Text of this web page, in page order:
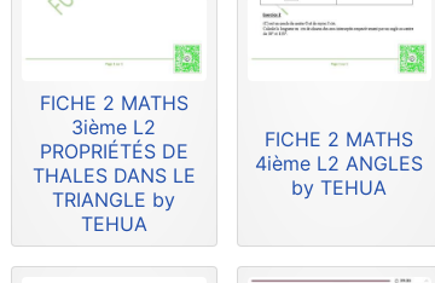
FICHE 2 MATHS
3ième L2
PROPRIÉTÉS DE
THALES DANS LE
TRIANGLE by
TEHUA
FICHE 2 MATHS
4ième L2 ANGLES
by TEHUA